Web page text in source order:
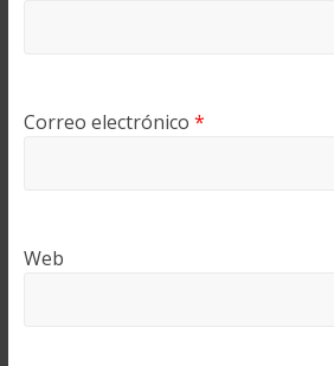
Correo electrónico *
Web